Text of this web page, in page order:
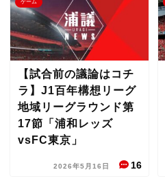
ゲーム
【試合前の議論はコチ
ラ】J1百年構想リーグ
地域リーグラウンド第
17節「浦和レッズ
vsFC東京」
2026年5月16日 16